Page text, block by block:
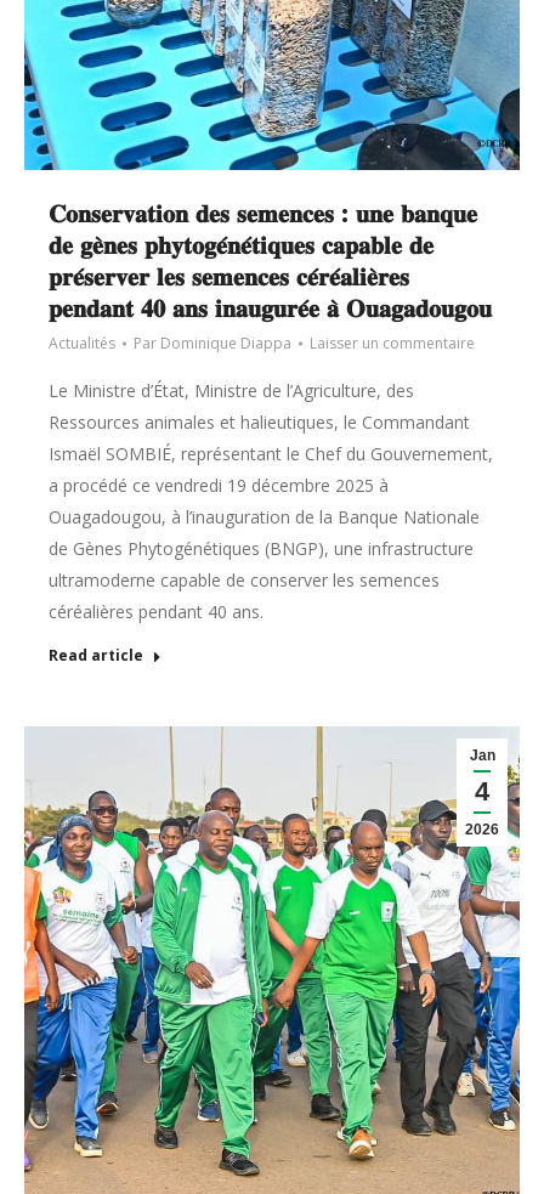
𝐂𝐨𝐧𝐬𝐞𝐫𝐯𝐚𝐭𝐢𝐨𝐧 𝐝𝐞𝐬 𝐬𝐞𝐦𝐞𝐧𝐜𝐞𝐬 : 𝐮𝐧𝐞 𝐛𝐚𝐧𝐪𝐮𝐞
𝐝𝐞 𝐠𝐞̀𝐧𝐞𝐬 𝐩𝐡𝐲𝐭𝐨𝐠𝐞́𝐧𝐞́𝐭𝐢𝐪𝐮𝐞𝐬 𝐜𝐚𝐩𝐚𝐛𝐥𝐞 𝐝𝐞
𝐩𝐫𝐞́𝐬𝐞𝐫𝐯𝐞𝐫 𝐥𝐞𝐬 𝐬𝐞𝐦𝐞𝐧𝐜𝐞𝐬 𝐜𝐞́𝐫𝐞́𝐚𝐥𝐢𝐞̀𝐫𝐞𝐬
𝐩𝐞𝐧𝐝𝐚𝐧𝐭 𝟒𝟎 𝐚𝐧𝐬 𝐢𝐧𝐚𝐮𝐠𝐮𝐫𝐞́𝐞 𝐚̀ 𝐎𝐮𝐚𝐠𝐚𝐝𝐨𝐮𝐠𝐨𝐮
Actualités Par Dominique Diappa Laisser un commentaire
Le Ministre d’État, Ministre de l’Agriculture, des
Ressources animales et halieutiques, le Commandant
Ismaël SOMBIÉ, représentant le Chef du Gouvernement,
a procédé ce vendredi 19 décembre 2025 à
Ouagadougou, à l’inauguration de la Banque Nationale
de Gènes Phytogénétiques (BNGP), une infrastructure
ultramoderne capable de conserver les semences
céréalières pendant 40 ans.
Read article
Jan
4
2026